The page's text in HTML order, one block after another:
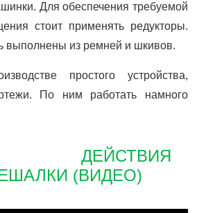
Для обеспечения требуемой
стоит применять редукторы.
выполнены из ремней и шкивов.
простого устройства,
По ним работать намного
ДЕЙСТВИЯ
(ВИДЕО)